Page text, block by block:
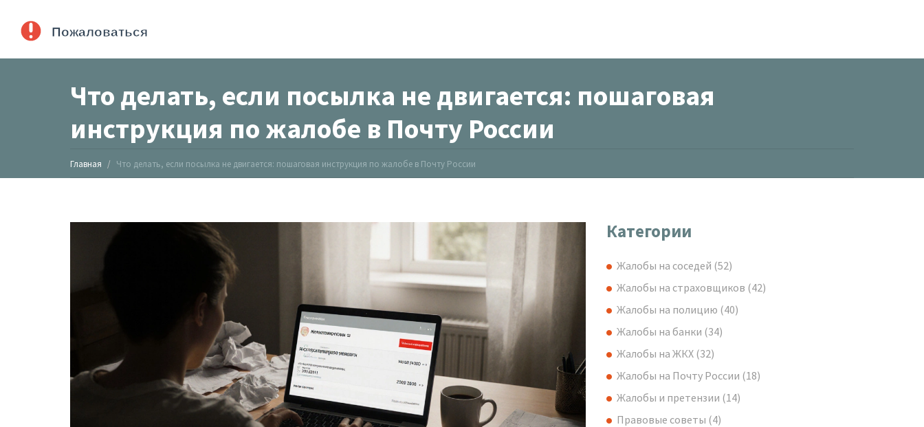
Что делать, если посылка не двигается: пошаговая
инструкция по жалобе в Почту России
Главная Что делать, если посылка не двигается: пошаговая инструкция по жалобе в Почту России
Категории
Жалобы на соседей (52)
Жалобы на страховщиков (42)
Жалобы на полицию (40)
Жалобы на банки (34)
Жалобы на ЖКХ (32)
Жалобы на Почту России (18)
Жалобы и претензии (14)
Правовые советы (4)